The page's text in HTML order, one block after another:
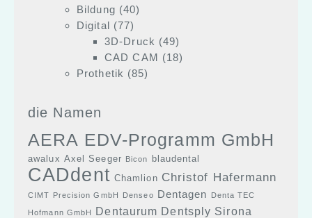
Bildung (40)
Digital (77)
3D-Druck (49)
CAD CAM (18)
Prothetik (85)
die Namen
AERA EDV-Programm GmbH
awalux Axel Seeger Bicon blaudental
CADdent Chamlion Christof Hafermann
CIMT Precision GmbH Denseo Dentagen Denta TEC
Hofmann GmbH Dentaurum Dentsply Sirona